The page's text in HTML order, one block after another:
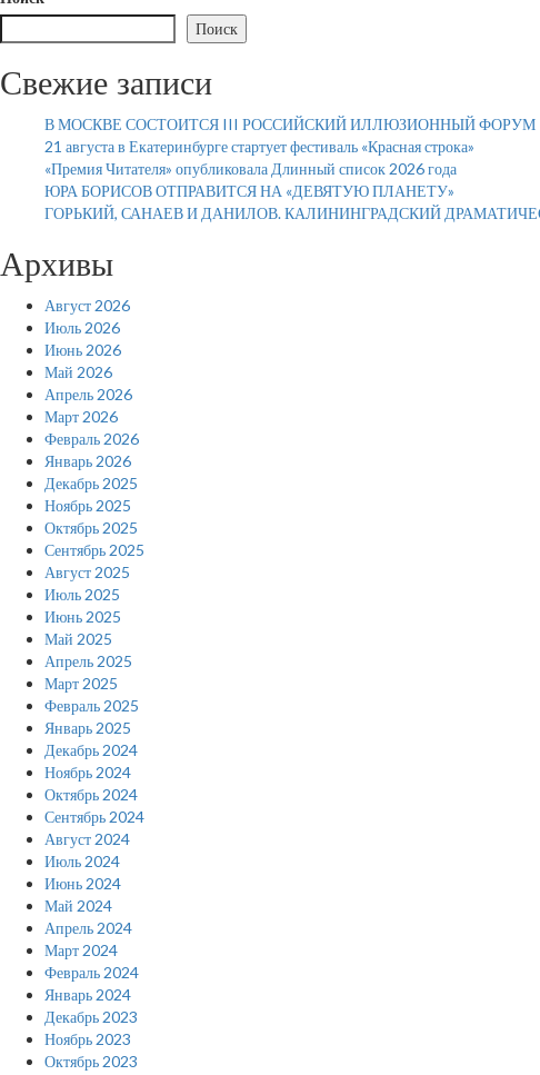
Поиск
Свежие записи
В МОСКВЕ СОСТОИТСЯ III РОССИЙСКИЙ ИЛЛЮЗИОННЫЙ ФОРУМ
21 августа в Екатеринбурге стартует фестиваль «Красная строка»
«Премия Читателя» опубликовала Длинный список 2026 года
ЮРА БОРИСОВ ОТПРАВИТСЯ НА «ДЕВЯТУЮ ПЛАНЕТУ»
ГОРЬКИЙ, САНАЕВ И ДАНИЛОВ. КАЛИНИНГРАДСКИЙ
Архивы
Август 2026
Июль 2026
Июнь 2026
Май 2026
Апрель 2026
Март 2026
Февраль 2026
Январь 2026
Декабрь 2025
Ноябрь 2025
Октябрь 2025
Сентябрь 2025
Август 2025
Июль 2025
Июнь 2025
Май 2025
Апрель 2025
Март 2025
Февраль 2025
Январь 2025
Декабрь 2024
Ноябрь 2024
Октябрь 2024
Сентябрь 2024
Август 2024
Июль 2024
Июнь 2024
Май 2024
Апрель 2024
Март 2024
Февраль 2024
Январь 2024
Декабрь 2023
Ноябрь 2023
Октябрь 2023